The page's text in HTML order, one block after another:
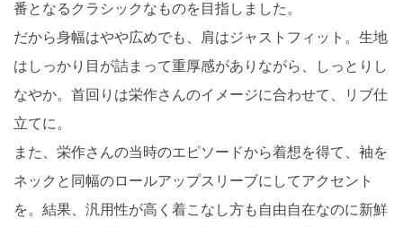
番となるクラシックなものを目指しました。
だから身幅はやや広めでも、肩はジャストフィット。生地
はしっかり目が詰まって重厚感がありながら、しっとりし
なやか。首回りは栄作さんのイメージに合わせて、リブ仕
立てに。
また、栄作さんの当時のエピソードから着想を得て、袖を
ネックと同幅のロールアップスリーブにしてアクセント
を。結果、汎用性が高く着こなし方も自由自在なのに新鮮